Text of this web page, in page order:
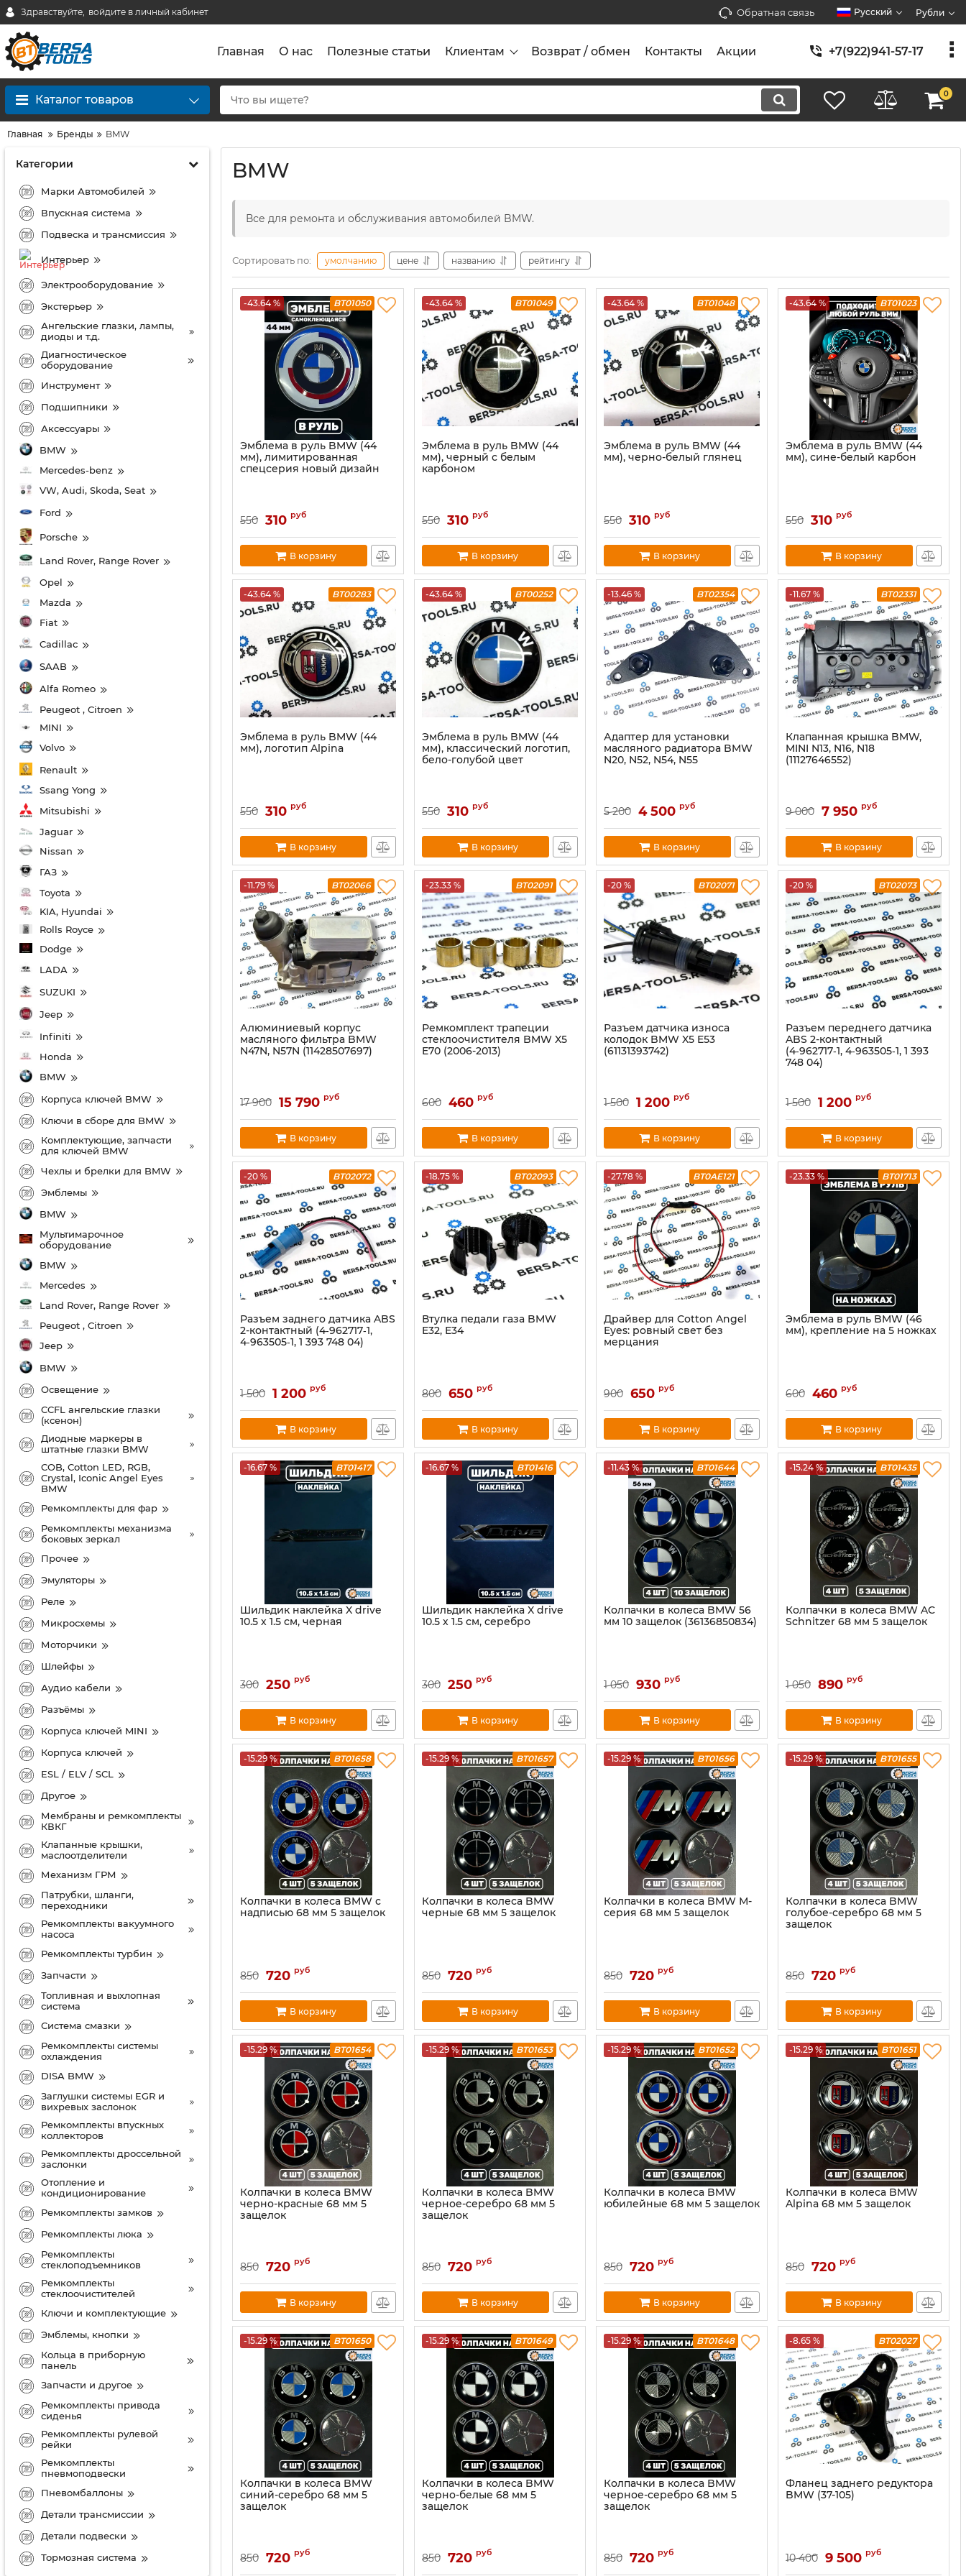
Здравствуйте, войдите в личный кабинет Обратная связь Русский Рубли
Главная О нас Полезные статьи Клиентам Возврат / обмен Контакты Акции +7(922)941-57-17
Каталог товаров 0
Главная Бренды BMW
Категории
Марки Автомобилей
Впускная система
Подвеска и трансмиссия
Интерьер
Электрооборудование
Экстерьер
Ангельские глазки, лампы,
диоды и т.д.
Диагностическое
оборудование
Инструмент
Подшипники
Аксессуары
BMW
Mercedes-benz
VW, Audi, Skoda, Seat
Ford
Porsche
Land Rover, Range Rover
Opel
Mazda
Fiat
Cadillac
SAAB
Alfa Romeo
Peugeot , Citroen
MINI
Volvo
Renault
Ssang Yong
Mitsubishi
Jaguar
Nissan
ГАЗ
Toyota
KIA, Hyundai
Rolls Royce
Dodge
LADA
SUZUKI
Jeep
Infiniti
Honda
BMW
Корпуса ключей BMW
Ключи в сборе для BMW
Комплектующие, запчасти
для ключей BMW
Чехлы и брелки для BMW
Эмблемы
BMW
Мультимарочное
оборудование
BMW
Mercedes
Land Rover, Range Rover
Peugeot , Citroen
Jeep
BMW
Освещение
CCFL ангельские глазки
(ксенон)
Диодные маркеры в
штатные глазки BMW
COB, Cotton LED, RGB,
Crystal, Iconic Angel Eyes
BMW
Ремкомплекты для фар
Ремкомплекты механизма
боковых зеркал
Прочее
Эмуляторы
Реле
Микросхемы
Моторчики
Шлейфы
Аудио кабели
Разъёмы
Корпуса ключей MINI
Корпуса ключей
ESL / ELV / SCL
Другое
Мембраны и ремкомплекты
КВКГ
Клапанные крышки,
маслоотделители
Механизм ГРМ
Патрубки, шланги,
переходники
Ремкомплекты вакуумного
насоса
Ремкомплекты турбин
Запчасти
Топливная и выхлопная
система
Система смазки
Ремкомплекты системы
охлаждения
DISA BMW
Заглушки системы EGR и
вихревых заслонок
Ремкомплекты впускных
коллекторов
Ремкомплекты дроссельной
заслонки
Отопление и
кондиционирование
Ремкомплекты замков
Ремкомплекты люка
Ремкомплекты
стеклоподъемников
Ремкомплекты
стеклоочистителей
Ключи и комплектующие
Эмблемы, кнопки
Кольца в приборную
панель
Запчасти и другое
Ремкомплекты привода
сиденья
Ремкомплекты рулевой
рейки
Ремкомплекты
пневмоподвески
Пневомбаллоны
Детали трансмиссии
Детали подвески
Тормозная система
BMW
Все для ремонта и обслуживания автомобилей BMW.
Сортировать по: умолчанию цене названию рейтингу
-43.64 % BT01050
Эмблема в руль BMW (44
мм), лимитированная
спецсерия новый дизайн
550 310 руб
В корзину
-43.64 % BT01049
Эмблема в руль BMW (44
мм), черный с белым
карбоном
550 310 руб
В корзину
-43.64 % BT01048
Эмблема в руль BMW (44
мм), черно-белый глянец
550 310 руб
В корзину
-43.64 % BT01023
Эмблема в руль BMW (44
мм), сине-белый карбон
550 310 руб
В корзину
-43.64 % BT00283
Эмблема в руль BMW (44
мм), логотип Alpina
550 310 руб
В корзину
-43.64 % BT00252
Эмблема в руль BMW (44
мм), классический логотип,
бело-голубой цвет
550 310 руб
В корзину
-13.46 % BT02354
Адаптер для установки
масляного радиатора BMW
N20, N52, N54, N55
5 200 4 500 руб
В корзину
-11.67 % BT02331
Клапанная крышка BMW,
MINI N13, N16, N18
(11127646552)
9 000 7 950 руб
В корзину
-11.79 % BT02066
Алюминиевый корпус
масляного фильтра BMW
N47N, N57N (11428507697)
17 900 15 790 руб
В корзину
-23.33 % BT02091
Ремкомплект трапеции
стеклоочистителя BMW X5
E70 (2006-2013)
600 460 руб
В корзину
-20 % BT02071
Разъем датчика износа
колодок BMW X5 E53
(61131393742)
1 500 1 200 руб
В корзину
-20 % BT02073
Разъем переднего датчика
ABS 2-контактный
(4‑962717‑1, 4‑963505‑1, 1 393
748 04)
1 500 1 200 руб
В корзину
-20 % BT02072
Разъем заднего датчика ABS
2-контактный (4‑962717‑1,
4‑963505‑1, 1 393 748 04)
1 500 1 200 руб
В корзину
-18.75 % BT02093
Втулка педали газа BMW
E32, E34
800 650 руб
В корзину
-27.78 % BT0AE121
Драйвер для Cotton Angel
Eyes: ровный свет без
мерцания
900 650 руб
В корзину
-23.33 % BT01713
Эмблема в руль BMW (46
мм), крепление на 5 ножках
600 460 руб
В корзину
-16.67 % BT01417
Шильдик наклейка X drive
10.5 х 1.5 см, черная
300 250 руб
В корзину
-16.67 % BT01416
Шильдик наклейка X drive
10.5 х 1.5 см, серебро
300 250 руб
В корзину
-11.43 % BT01644
Колпачки в колеса BMW 56
мм 10 защелок (36136850834)
1 050 930 руб
В корзину
-15.24 % BT01435
Колпачки в колеса BMW AC
Schnitzer 68 мм 5 защелок
1 050 890 руб
В корзину
-15.29 % BT01658
Колпачки в колеса BMW с
надписью 68 мм 5 защелок
850 720 руб
В корзину
-15.29 % BT01657
Колпачки в колеса BMW
черные 68 мм 5 защелок
850 720 руб
В корзину
-15.29 % BT01656
Колпачки в колеса BMW М-
серия 68 мм 5 защелок
850 720 руб
В корзину
-15.29 % BT01655
Колпачки в колеса BMW
голубое-серебро 68 мм 5
защелок
850 720 руб
В корзину
-15.29 % BT01654
Колпачки в колеса BMW
черно-красные 68 мм 5
защелок
850 720 руб
В корзину
-15.29 % BT01653
Колпачки в колеса BMW
черное-серебро 68 мм 5
защелок
850 720 руб
В корзину
-15.29 % BT01652
Колпачки в колеса BMW
юбилейные 68 мм 5 защелок
850 720 руб
В корзину
-15.29 % BT01651
Колпачки в колеса BMW
Alpina 68 мм 5 защелок
850 720 руб
В корзину
-15.29 % BT01650
Колпачки в колеса BMW
синий-серебро 68 мм 5
защелок
850 720 руб
-15.29 % BT01649
Колпачки в колеса BMW
черно-белые 68 мм 5
защелок
850 720 руб
-15.29 % BT01648
Колпачки в колеса BMW
черное-серебро 68 мм 5
защелок
850 720 руб
-8.65 % BT02027
Фланец заднего редуктора
BMW (37-105)
10 400 9 500 руб